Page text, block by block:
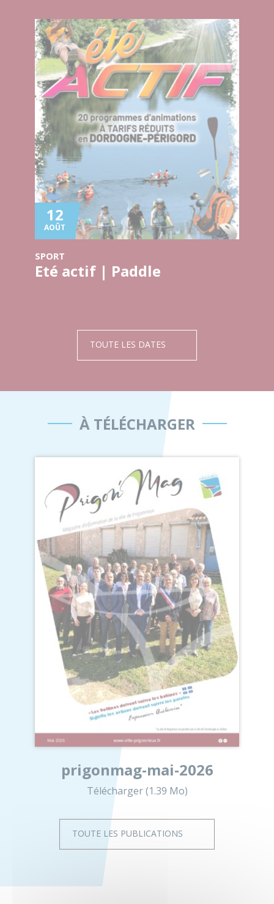
Eté actif | Paddle
12
AOÛT
SPORT
Eté actif | Paddle
TOUTE LES DATES
À TÉLÉCHARGER
prigonmag-mai-2026
Télécharger (1.39 Mo)
TOUTE LES PUBLICATIONS